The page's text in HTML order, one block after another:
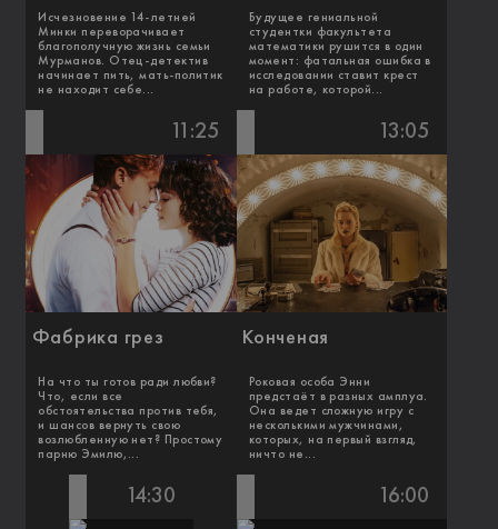
Исчезновение 14-летней
Минки переворачивает
благополучную жизнь семьи
Мурманов. Отец-детектив
начинает пить, мать-политик
не находит себе...
Будущее гениальной
студентки факультета
математики рушится в один
момент: фатальная ошибка в
исследовании ставит крест
на работе, которой...
11:25
Фабрика грез
На что ты готов ради любви?
Что, если все
обстоятельства против тебя,
и шансов вернуть свою
возлюбленную нет? Простому
парню Эмилю,...
13:05
Конченая
Роковая особа Энни
предстаёт в разных амплуа.
Она ведет сложную игру с
несколькими мужчинами,
которых, на первый взгляд,
ничто не...
14:30 16:00